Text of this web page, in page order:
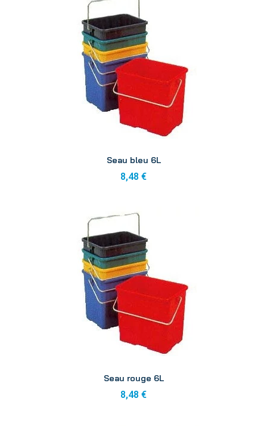
Seau bleu 6L
8,48 €
Seau rouge 6L
8,48 €